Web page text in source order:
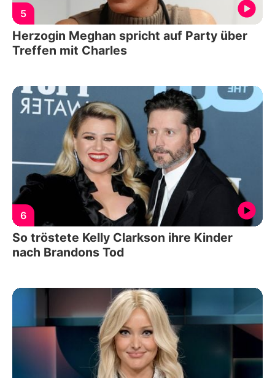
5
Herzogin Meghan spricht auf Party über
Treffen mit Charles
6
So tröstete Kelly Clarkson ihre Kinder
nach Brandons Tod